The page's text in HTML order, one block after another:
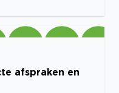
afspraken en